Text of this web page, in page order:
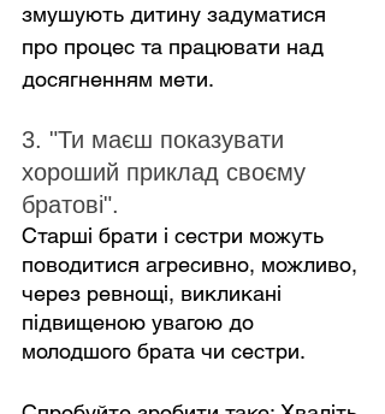
змушують дитину задуматися
про процес та працювати над
досягненням мети.
3. "Ти маєш показувати
хороший приклад своєму
братові".
Старші брати і сестри можуть
поводитися агресивно, можливо,
через ревнощі, викликані
підвищеною увагою до
молодшого брата чи сестри.